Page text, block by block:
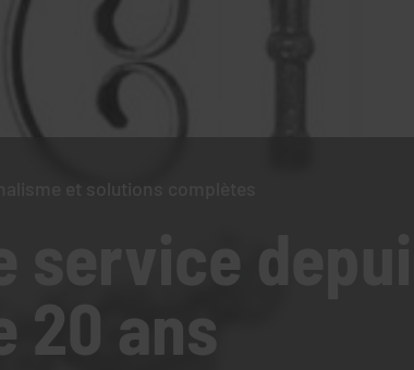
et solutions complètes
service depuis
20 ans